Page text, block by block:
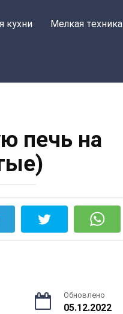
кухни Мелкая техника
печь на
Обновлено
05.12.2022